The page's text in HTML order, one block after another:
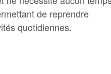
de reprendre
quotidiennes.